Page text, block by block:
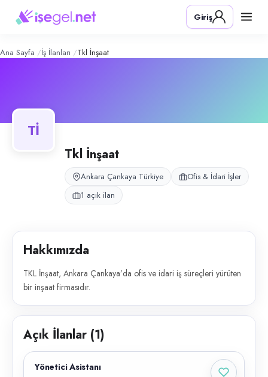
İnşaat– Şirket Profili
Konum:
TKL İnşaat, Ankara Çankaya’da ofis ve idari iş süreçleri yürüten bir
Giriş
Ana Sayfa İş İlanları Tkl İnşaat
Tİ
Tkl İnşaat
Ankara Çankaya Türkiye
Ofis & İdari İşler
1 açık ilan
Hakkımızda
TKL İnşaat, Ankara Çankaya’da ofis ve idari iş süreçleri yürüten
bir inşaat firmasıdır.
Açık İlanlar (1)
Yönetici Asistanı